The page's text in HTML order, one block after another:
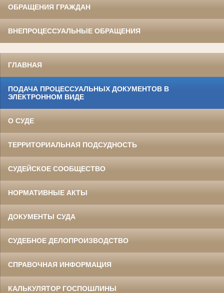
ОБРАЩЕНИЯ ГРАЖДАН
ВНЕПРОЦЕССУАЛЬНЫЕ ОБРАЩЕНИЯ
ГЛАВНАЯ
ПОДАЧА ПРОЦЕССУАЛЬНЫХ ДОКУМЕНТОВ В
ЭЛЕКТРОННОМ ВИДЕ
О СУДЕ
ТЕРРИТОРИАЛЬНАЯ ПОДСУДНОСТЬ
СУДЕЙСКОЕ СООБЩЕСТВО
НОРМАТИВНЫЕ АКТЫ
ДОКУМЕНТЫ СУДА
СУДЕБНОЕ ДЕЛОПРОИЗВОДСТВО
СПРАВОЧНАЯ ИНФОРМАЦИЯ
КАЛЬКУЛЯТОР ГОСПОШЛИНЫ